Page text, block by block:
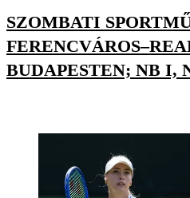
SZOMBATI
BUDAPESTEN; NB I,